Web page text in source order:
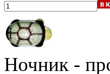
Ночник -